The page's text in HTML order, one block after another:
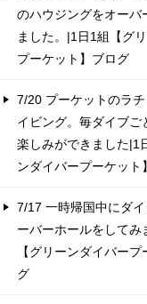
のハウジングをオーバ
ました。|1日1組【グ
プーケット】ブログ
7/20 プーケットのラ
イビング。毎ダイブご
楽しみができました|1
ンダイバープーケット
7/17 一時帰国中にダ
ーバーホールをしてみ
【グリーンダイバー
グ